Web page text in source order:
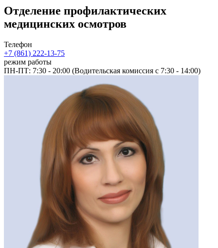
Отделение профилактических
медицинских осмотров
Телефон
+7 (861) 222-13-75
режим работы
ПН-ПТ: 7:30 - 20:00 (Водительская комиссия с 7:30 - 14:00)